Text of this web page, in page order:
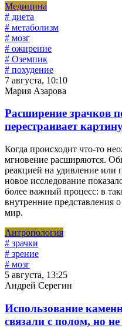
Медицина
# диета
# метаболизм
# мозг
# ожирение
# Оземпик
# похудение
7 августа, 10:10
Мария Азарова
Расширение зрачков
перестраивает
Когда происходит что-то
мгновение расширяются.
реакцией на удивление
новое исследование
более важный процесс: в
внутренние представления
мир.
Антропология
# зрачки
# зрение
# мозг
5 августа, 13:25
Андрей Серегин
Использование
связали с полом, но не